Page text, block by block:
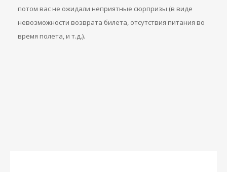
потом вас не ожидали неприятные сюрпризы (в виде
невозможности возврата билета, отсутствия питания во
время полета, и т.д.).